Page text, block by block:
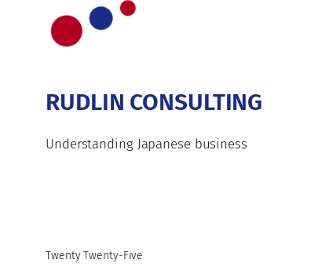
RUDLIN CONSULTING
Understanding Japanese business
Twenty Twenty-Five